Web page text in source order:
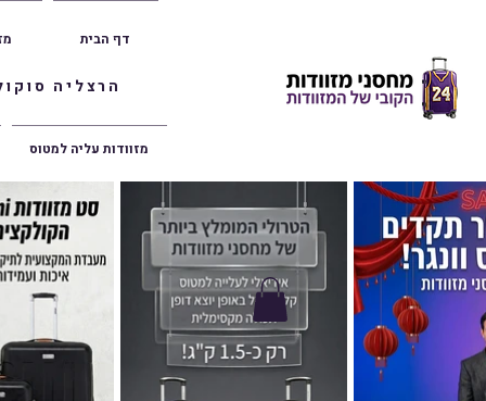
הרצליה סוקולוב 36 | ראשון לציון הרצל 47 | פתח
דף הבית
מזוודות עליה למטוס